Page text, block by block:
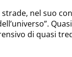
nel suo
di quasi